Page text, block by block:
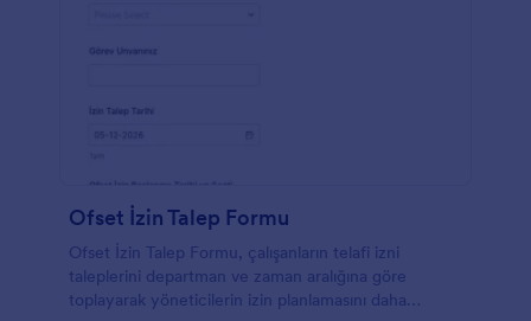
Ofset İzin Talep Formu
Ofset İzin Talep Formu, çalışanların telafi izni
taleplerini departman ve zaman aralığına göre
toplayarak yöneticilerin izin planlamasını daha